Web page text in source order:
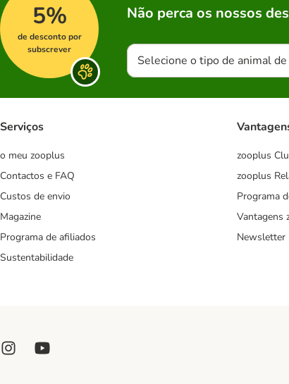
5%
de desconto por
subscrever
Não perca os nossos
Selecione o tipo de animal
Serviços
o meu zooplus
Contactos e FAQ
Custos de envio
Magazine
Programa de afiliados
Sustentabilidade
zooplus
zooplus
Programa
Vantagens
Newsletter